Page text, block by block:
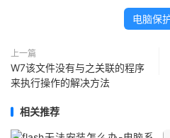
电脑保
上一篇
W7该文件没有与之关联的程序
来执行操作的解决方法
相关推荐